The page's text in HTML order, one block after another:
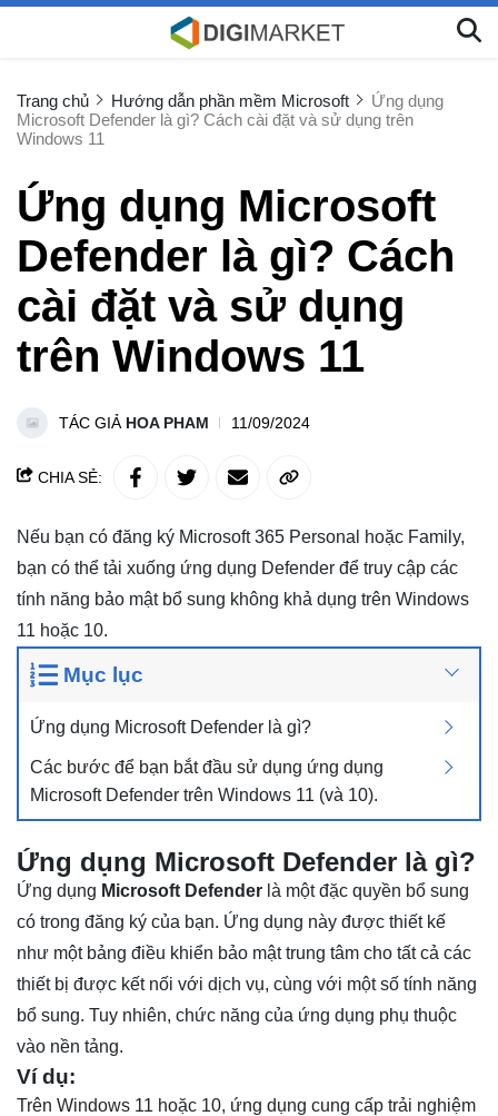
Trang chủ Hướng dẫn phần mềm Microsoft
Ứng dụng
Microsoft Defender là gì? Cách cài đặt và sử dụng trên
Windows 11
Ứng dụng Microsoft
Defender là gì? Cách
cài đặt và sử dụng
trên Windows 11
TÁC GIẢ HOA PHAM 11/09/2024
CHIA SẺ:
Nếu bạn có đăng ký Microsoft 365 Personal
hoặc Family,
bạn có thể tải xuống ứng dụng Defender để truy cập các
tính năng bảo mật bổ sung không khả dụng trên Windows
11 hoặc 10.
Mục lục
Ứng dụng Microsoft Defender là gì?
Các bước để bạn bắt đầu sử dụng ứng dụng
Microsoft Defender trên Windows 11 (và 10).
Ứng dụng Microsoft Defender là gì?
Ứng dụng Microsoft Defender là một đặc quyền bổ sung
có trong đăng ký của bạn. Ứng dụng này được thiết kế
như một bảng điều khiển bảo mật trung tâm cho tất cả các
thiết bị được kết nối với dịch vụ, cùng với một số tính năng
bổ sung. Tuy nhiên, chức năng của ứng dụng phụ thuộc
vào nền tảng.
Ví dụ:
Trên Windows 11 hoặc 10, ứng dụng cung cấp trải nghiệm